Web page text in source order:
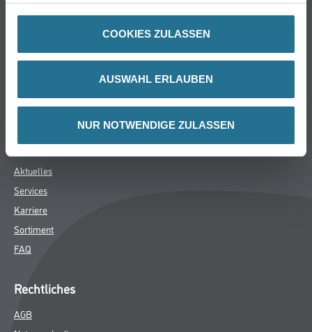
COOKIES ZULASSEN
AUSWAHL ERLAUBEN
NUR NOTWENDIGE ZULASSEN
Putze- und Spachtelmassen
Werkzeug & Maschinen
Verbrauchsmaterialien
Späth Knoll GmbH
Aktuelles
Services
Karriere
Sortiment
FAQ
Rechtliches
AGB